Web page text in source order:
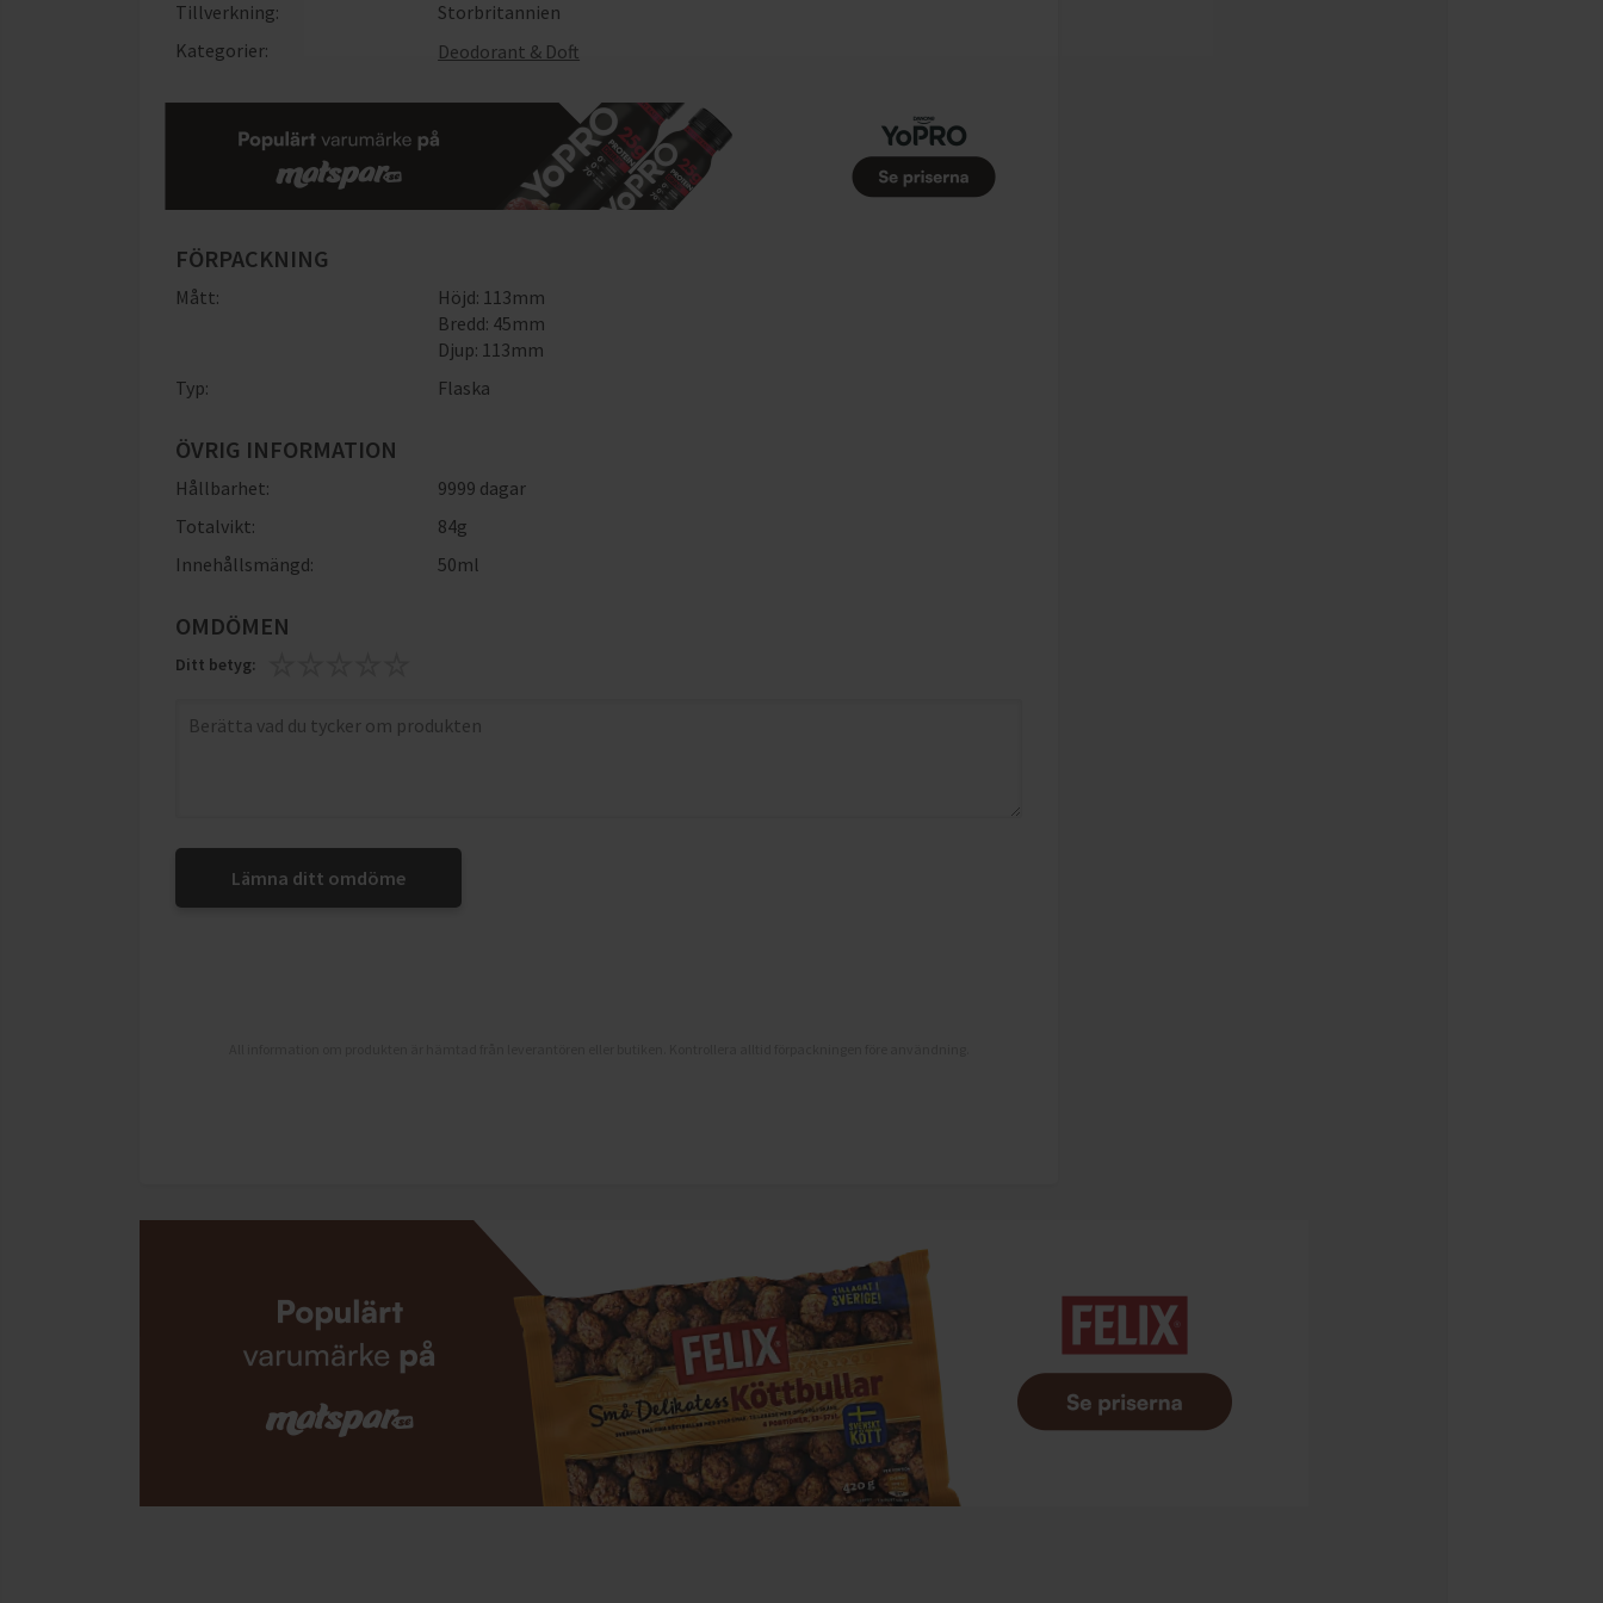
Tillverkning:
Storbritannien
Kategorier:
Deodorant & Doft
FÖRPACKNING
Mått:
Höjd: 113mm
Bredd: 45mm
Djup: 113mm
Typ:
Flaska
ÖVRIG INFORMATION
Hållbarhet:
9999 dagar
Totalvikt:
84g
Innehållsmängd:
50ml
OMDÖMEN
Ditt betyg:
Lämna ditt omdöme